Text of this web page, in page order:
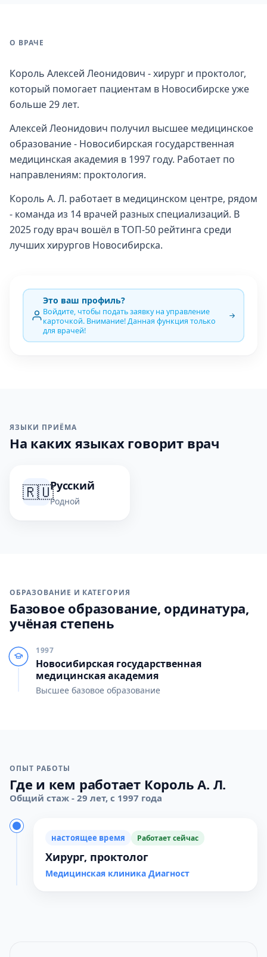
О ВРАЧЕ
Король Алексей Леонидович - хирург и проктолог,
который помогает пациентам в Новосибирске уже
больше 29 лет.
Алексей Леонидович получил высшее медицинское
образование - Новосибирская государственная
медицинская академия в 1997 году. Работает по
направлениям: проктология.
Король А. Л. работает в медицинском центре, рядом
- команда из 14 врачей разных специализаций. В
2025 году врач вошёл в ТОП-50 рейтинга среди
лучших хирургов Новосибирска.
Это ваш профиль?
Войдите, чтобы подать заявку на управление
карточкой. Внимание! Данная функция только
для врачей!
ЯЗЫКИ ПРИЁМА
На каких языках говорит врач
🇷🇺Русский
Родной
ОБРАЗОВАНИЕ И КАТЕГОРИЯ
Базовое образование, ординатура,
учёная степень
1997
Новосибирская государственная
медицинская академия
Высшее базовое образование
ОПЫТ РАБОТЫ
Где и кем работает Король А. Л.
Общий стаж - 29 лет, с 1997 года
настоящее время Работает сейчас
Хирург, проктолог
Медицинская клиника Диагност